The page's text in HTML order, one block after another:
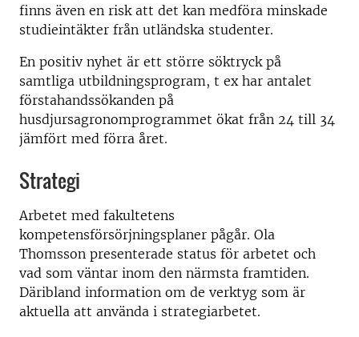
finns även en risk att det kan medföra minskade
studieintäkter från utländska studenter.
En positiv nyhet är ett större söktryck på
samtliga utbildningsprogram, t ex har antalet
förstahandssökanden på
husdjursagronomprogrammet ökat från 24 till 34
jämfört med förra året.
Strategi
Arbetet med fakultetens
kompetensförsörjningsplaner pågår. Ola
Thomsson presenterade status för arbetet och
vad som väntar inom den närmsta framtiden.
Däribland information om de verktyg som är
aktuella att använda i strategiarbetet.